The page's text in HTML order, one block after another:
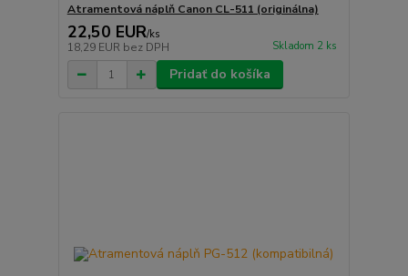
Atramentová náplň Canon CL-511 (originálna)
22,50 EUR/ks
18,29 EUR bez DPH Skladom 2 ks
Pridať do košíka